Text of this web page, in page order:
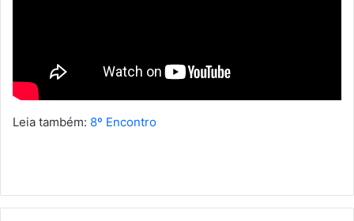
Leia também: 8º Encontro